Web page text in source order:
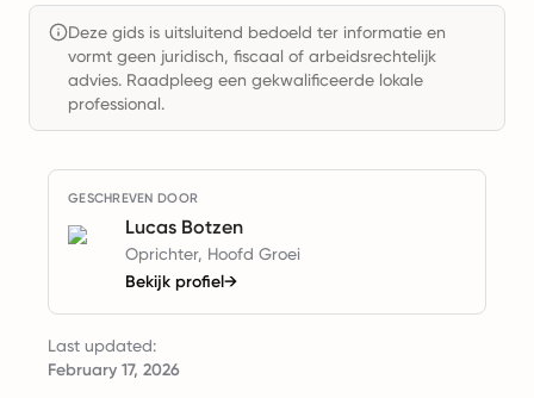
Deze gids is uitsluitend bedoeld ter informatie en
vormt geen juridisch, fiscaal of arbeidsrechtelijk
advies. Raadpleeg een gekwalificeerde lokale
professional.
GESCHREVEN DOOR
Lucas Botzen
Oprichter, Hoofd Groei
Bekijk profiel→
Last updated:
February 17, 2026